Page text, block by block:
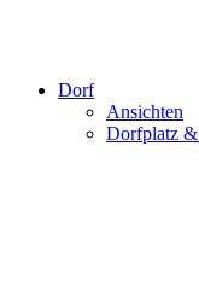
Dorf
Ansichten
Dorfplatz &